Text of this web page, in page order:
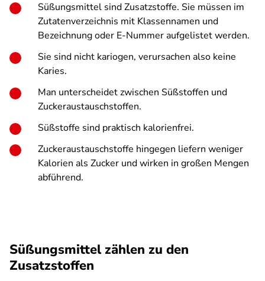
Süßungsmittel sind Zusatzstoffe. Sie müssen im
Zutatenverzeichnis mit Klassennamen und
Bezeichnung oder E-Nummer aufgelistet werden.
Sie sind nicht kariogen, verursachen also keine
Karies.
Man unterscheidet zwischen Süßstoffen und
Zuckeraustauschstoffen.
Süßstoffe sind praktisch kalorienfrei.
Zuckeraustauschstoffe hingegen liefern weniger
Kalorien als Zucker und wirken in großen Mengen
abführend.
Süßungsmittel zählen zu den
Zusatzstoffen